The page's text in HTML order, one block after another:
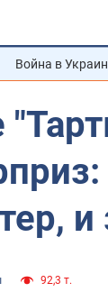
Война в
и
92,3 т.